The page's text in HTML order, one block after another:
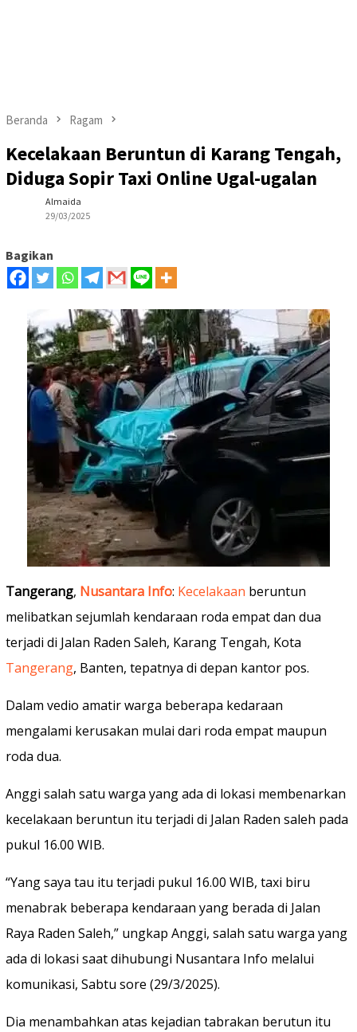
Beranda Ragam
Kecelakaan Beruntun di Karang Tengah,
Diduga Sopir Taxi Online Ugal-ugalan
Almaida
29/03/2025
Bagikan
Tangerang, Nusantara Info: Kecelakaan beruntun
melibatkan sejumlah kendaraan roda empat dan dua
terjadi di Jalan Raden Saleh, Karang Tengah, Kota
Tangerang, Banten, tepatnya di depan kantor pos.
Dalam vedio amatir warga beberapa kedaraan
mengalami kerusakan mulai dari roda empat maupun
roda dua.
Anggi salah satu warga yang ada di lokasi membenarkan
kecelakaan beruntun itu terjadi di Jalan Raden saleh pada
pukul 16.00 WIB.
“Yang saya tau itu terjadi pukul 16.00 WIB, taxi biru
menabrak beberapa kendaraan yang berada di Jalan
Raya Raden Saleh,” ungkap Anggi, salah satu warga yang
ada di lokasi saat dihubungi Nusantara Info melalui
komunikasi, Sabtu sore (29/3/2025).
Dia menambahkan atas kejadian tabrakan berutun itu